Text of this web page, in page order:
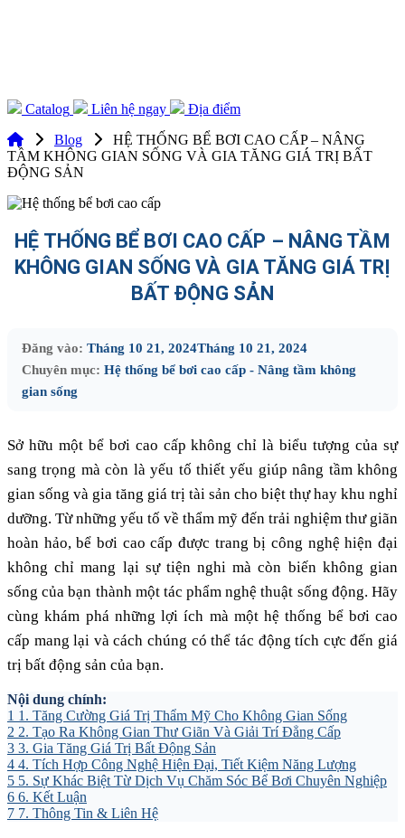
Catalog Liên hệ ngay
Địa điểm
Blog
HỆ THỐNG BỂ BƠI CAO CẤP – NÂNG
TẦM KHÔNG GIAN SỐNG VÀ GIA TĂNG GIÁ TRỊ BẤT
ĐỘNG SẢN
HỆ THỐNG BỂ BƠI CAO CẤP – NÂNG TẦM
KHÔNG GIAN SỐNG VÀ GIA TĂNG GIÁ TRỊ
BẤT ĐỘNG SẢN
Đăng vào: Tháng 10 21, 2024Tháng 10 21, 2024
Chuyên mục: Hệ thống bể bơi cao cấp - Nâng tầm không
gian sống
Sở hữu một bể bơi cao cấp không chỉ là biểu tượng của sự
sang trọng mà còn là yếu tố thiết yếu giúp nâng tầm không
gian sống và gia tăng giá trị tài sản cho biệt thự hay khu nghỉ
dưỡng. Từ những yếu tố về thẩm mỹ đến trải nghiệm thư giãn
hoàn hảo, bể bơi cao cấp được trang bị công nghệ hiện đại
không chỉ mang lại sự tiện nghi mà còn biến không gian
sống của bạn thành một tác phẩm nghệ thuật sống động. Hãy
cùng khám phá những lợi ích mà một hệ thống bể bơi cao
cấp mang lại và cách chúng có thể tác động tích cực đến giá
trị bất động sản của bạn.
Nội dung chính:
1 1. Tăng Cường Giá Trị Thẩm Mỹ Cho Không Gian Sống
2 2. Tạo Ra Không Gian Thư Giãn Và Giải Trí Đẳng Cấp
3 3. Gia Tăng Giá Trị Bất Động Sản
4 4. Tích Hợp Công Nghệ Hiện Đại, Tiết Kiệm Năng Lượng
5 5. Sự Khác Biệt Từ Dịch Vụ Chăm Sóc Bể Bơi Chuyên Nghiệp
6 6. Kết Luận
7 7. Thông Tin & Liên Hệ